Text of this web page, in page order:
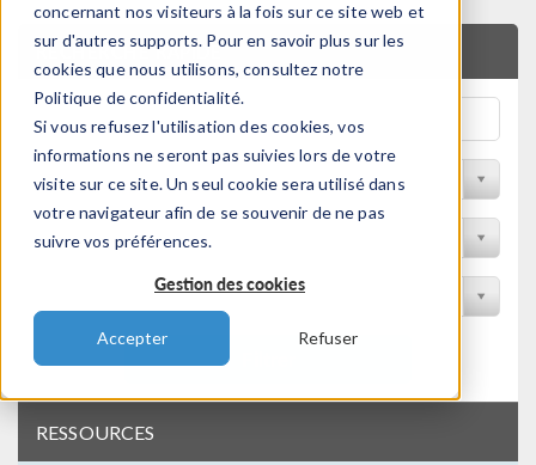
concernant nos visiteurs à la fois sur ce site web et
sur d'autres supports. Pour en savoir plus sur les
cookies que nous utilisons, consultez notre
Politique de confidentialité.
Si vous refusez l'utilisation des cookies, vos
informations ne seront pas suivies lors de votre
visite sur ce site. Un seul cookie sera utilisé dans
votre navigateur afin de se souvenir de ne pas
suivre vos préférences.
Gestion des cookies
Accepter Refuser
RECHERCHE RAPIDE
Filtrer par domaine physique
Filtrer par Industrie
Filtrer par conférence
RESSOURCES